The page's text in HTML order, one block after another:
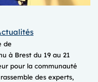
de
à Brest du 19 au 21
pour la communauté
des experts,